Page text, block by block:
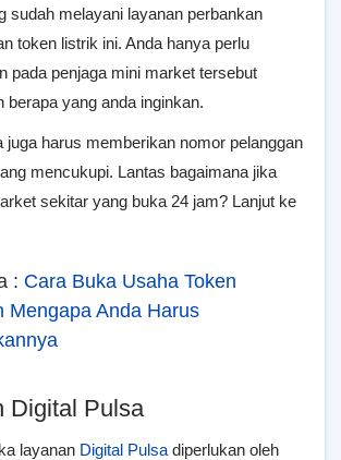
sudah melayani layanan perbankan
token listrik ini. Anda hanya perlu
pada penjaga mini market tersebut
berapa yang anda inginkan.
juga harus memberikan nomor pelanggan
mencukupi. Lantas bagaimana jika
sekitar yang buka 24 jam? Lanjut ke
: Cara Buka Usaha Token
Mengapa Anda Harus
Digital Pulsa
layanan Digital Pulsa diperlukan oleh